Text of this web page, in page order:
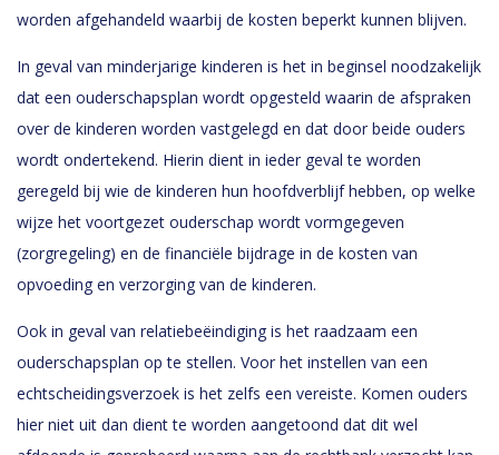
worden afgehandeld waarbij de kosten beperkt kunnen blijven.
In geval van minderjarige kinderen is het in beginsel noodzakelijk
dat een ouderschapsplan wordt opgesteld waarin de afspraken
over de kinderen worden vastgelegd en dat door beide ouders
wordt ondertekend. Hierin dient in ieder geval te worden
geregeld bij wie de kinderen hun hoofdverblijf hebben, op welke
wijze het voortgezet ouderschap wordt vormgegeven
(zorgregeling) en de financiële bijdrage in de kosten van
opvoeding en verzorging van de kinderen.
Ook in geval van relatiebeëindiging is het raadzaam een
ouderschapsplan op te stellen. Voor het instellen van een
echtscheidingsverzoek is het zelfs een vereiste. Komen ouders
hier niet uit dan dient te worden aangetoond dat dit wel